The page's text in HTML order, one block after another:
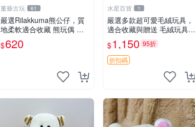
董爺古玩 61
嚴選Rilakkuma熊公仔，質
地柔軟適合收藏 熊玩偶 柔
軟 公仔 收藏
$620
水星百貨 1
嚴選多款超可愛毛絨玩具，
適合收藏與贈送 毛絨玩具、
抱枕、公仔
$1,150 95折
折扣碼